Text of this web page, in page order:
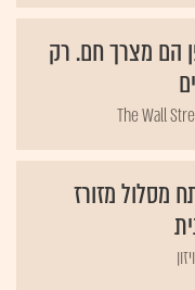
הם מצרך חם. רק
The Wall
מסלול מזורז